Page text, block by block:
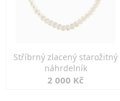
Stříbrný zlacený starožitný
náhrdelník
2 000 Kč